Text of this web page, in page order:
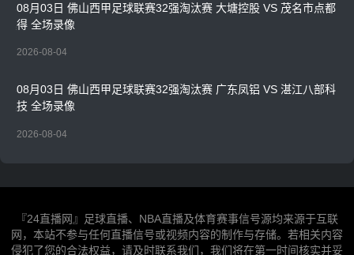
08月03日 佛山西甲足球联赛32强淘汰赛 大塘控股 VS 茂名市点都
得 全场录像
2026-08-04
08月03日 佛山西甲足球联赛32强淘汰赛 广东凤铝 VS 湛江八部科
技 全场录像
2026-08-04
『24直播网』足球直播、NBA直播及体育赛事信号源均来源于互联
网，本站不参与任何直播信号或视频内容的制作与存储。若相关内容
侵犯了您的合法权益，请及时联系我们，我们将在第一时间核实并妥